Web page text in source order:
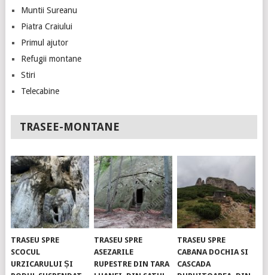
Muntii Sureanu
Piatra Craiului
Primul ajutor
Refugii montane
Stiri
Telecabine
TRASEE-MONTANE
TRASEU SPRE
SCOCUL
URZICARULUI ȘI
TRASEU SPRE
ASEZARILE
RUPESTRE DIN TARA
TRASEU SPRE
CABANA DOCHIA SI
CASCADA